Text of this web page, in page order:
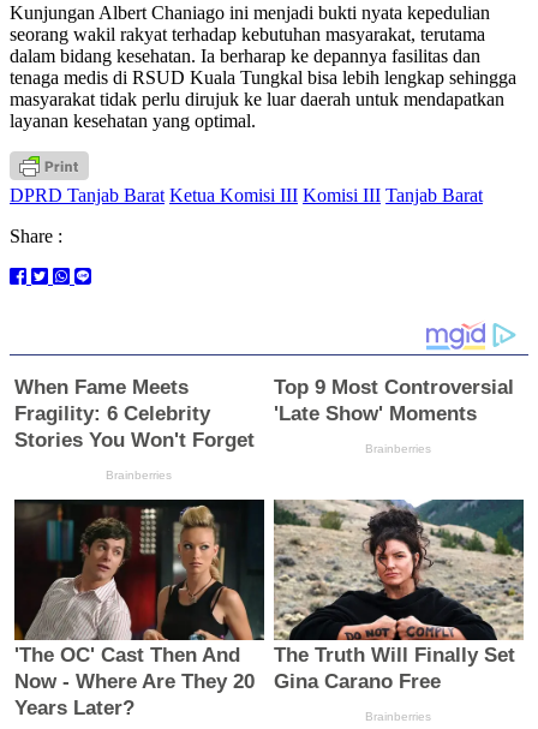
Kunjungan Albert Chaniago ini menjadi bukti nyata kepedulian
seorang wakil rakyat terhadap kebutuhan masyarakat, terutama
dalam bidang kesehatan. Ia berharap ke depannya fasilitas dan
tenaga medis di RSUD Kuala Tungkal bisa lebih lengkap sehingga
masyarakat tidak perlu dirujuk ke luar daerah untuk mendapatkan
layanan kesehatan yang optimal.
DPRD Tanjab Barat Ketua Komisi III Komisi III Tanjab Barat
Share :